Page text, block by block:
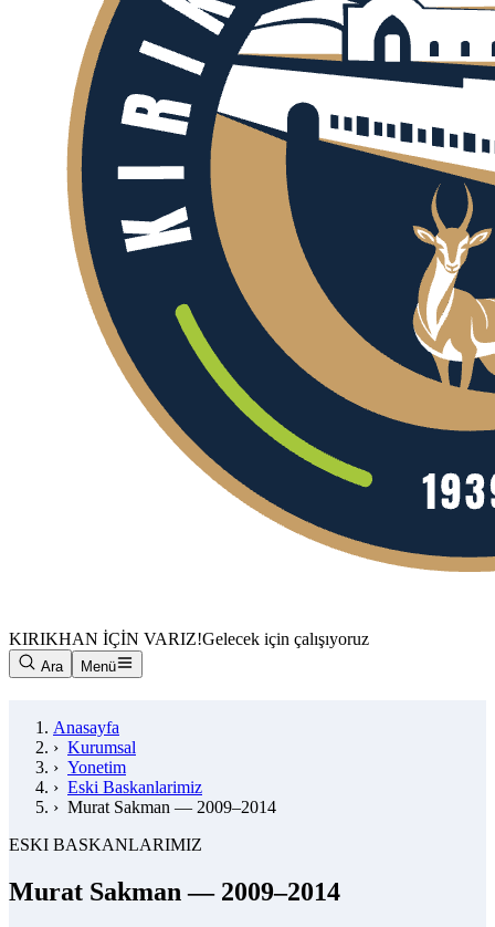
KIRIKHAN İÇİN VARIZ!Gelecek için çalışıyoruz
Ara Menü
Anasayfa
› Kurumsal
› Yonetim
› Eski Baskanlarimiz
› Murat Sakman — 2009–2014
ESKI BASKANLARIMIZ
Murat Sakman — 2009–2014